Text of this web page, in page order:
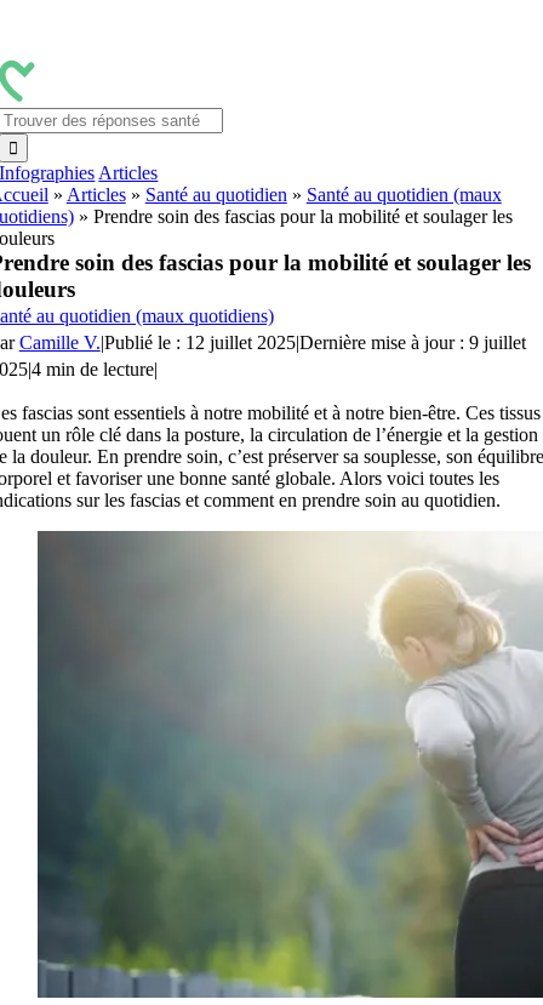
contenu
Infographies Articles
» Articles» Santé au quotidien » Santé au quotidien (maux
» Prendre soin des fascias pour la mobilité et soulager les
soin des fascias pour la mobilité et soulager les
au quotidien (maux quotidiens)
Camille V.|Publié le : 12 juillet 2025|Dernière mise à jour : 9 juillet
|4 min de lecture|
fascias sont essentiels à notre mobilité et à notre bien-être. Ces tissus
un rôle clé dans la posture, la circulation de l’énergie et la gestion
la douleur. En prendre soin, c’est préserver sa souplesse, son équilibre
et favoriser une bonne santé globale. Alors voici toutes les
sur les fascias et comment en prendre soin au quotidien.